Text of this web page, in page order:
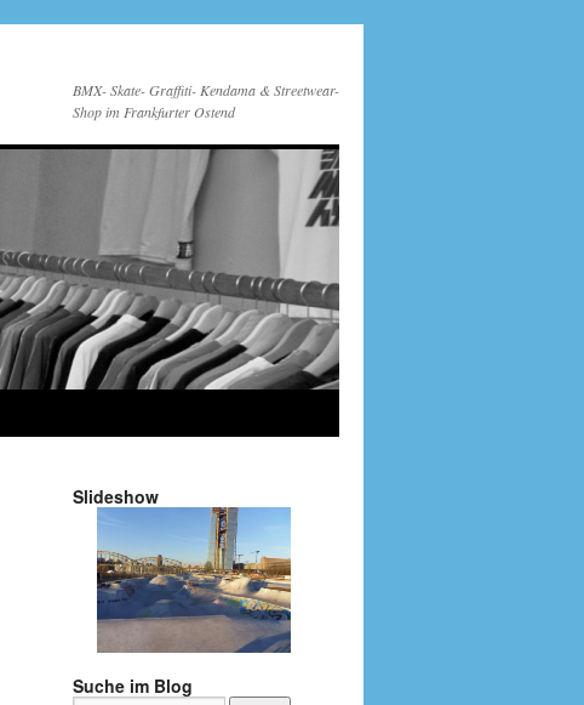
BMX- Skate- Graffiti- Kendama & Streetwear-
Shop im Frankfurter Ostend
Slideshow
Suche im Blog